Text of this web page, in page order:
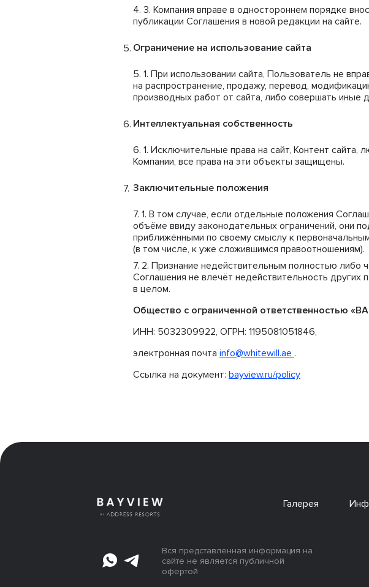
Компания вправе в одностороннем порядке
публикации Соглашения в новой редакции на сайте.
Ограничение на использование сайта
При использовании сайта, Пользователь не
на распространение, продажу, перевод,
производных работ от сайта, либо совершать иные
Интеллектуальная собственность
Исключительные права на сайт, Контент
Компании, все права на эти объекты защищены.
Заключительные положения
В том случае, если отдельные положения
объёме ввиду законодательных ограничений, они
приближёнными по своему смыслу к
(в том числе, к уже сложившимся правоотношениям).
Признание недействительным полностью либо
Соглашения не влечёт недействительность
в целом.
Общество с ограниченной ответственностью
ИНН: 5032309922, ОГРН: 1195081051846,
электронная почта info@whitewill.ae .
Ссылка на документ: bayview.ru/policy
Галерея
Вся представленная информация на
сайте не является публичной
офертой